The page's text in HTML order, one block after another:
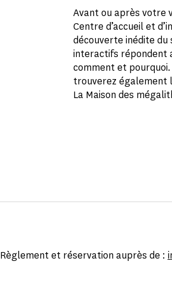
Avant ou après votre
Centre d’accueil et
découverte inédite
interactifs répondent
comment et
trouverez également
La Maison des
Règlement et réservation auprès de :